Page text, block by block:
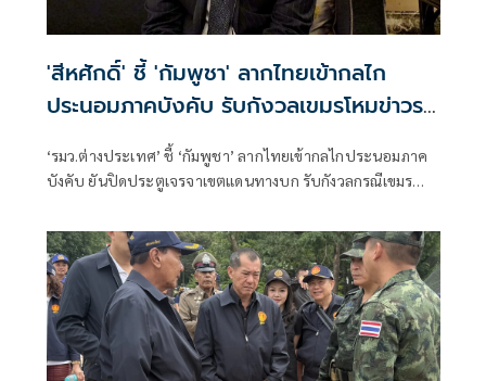
'สีหศักดิ์' ชี้ 'กัมพูชา' ลากไทยเข้ากลไก
ประนอมภาคบังคับ รับกังวลเขมรโหมข่าวรถ
‘รมว.ต่างประเทศ’ ชี้ ‘กัมพูชา’ ลากไทยเข้ากลไกประนอมภาค
บังคับ ยันปิดประตูเจรจาเขตแดนทางบก รับกังวลกรณีเขมร
ความปรารถนาดีจีนหวังเป็นตัวกลาง แต่เรื่องนี้สองประเทศต้อง
คุยตรง